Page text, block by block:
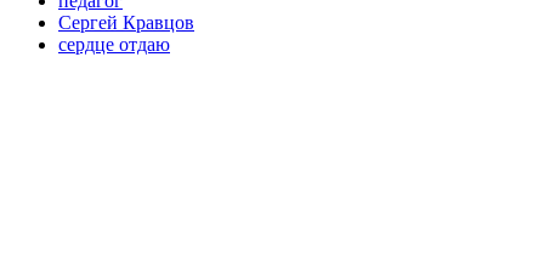
Сергей Кравцов
сердце отдаю